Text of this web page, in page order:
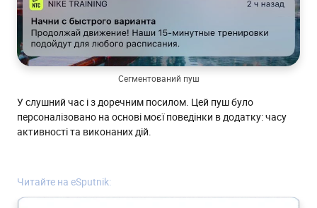
Сегментований пуш
У слушний час і з доречним посилом. Цей пуш було
персоналізовано на основі моєї поведінки в додатку: часу
активності та виконаних дій.
Читайте на eSputnik: